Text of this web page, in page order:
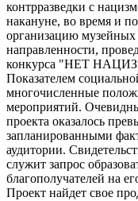
контрразведки с
накануне, во время и
организацию музейных
направленности,
конкурса "НЕТ
Показателем
многочисленные
мероприятий.
проекта оказалось
запланированными
аудитории.
служит запрос
благополучателей на
Проект найдет свое